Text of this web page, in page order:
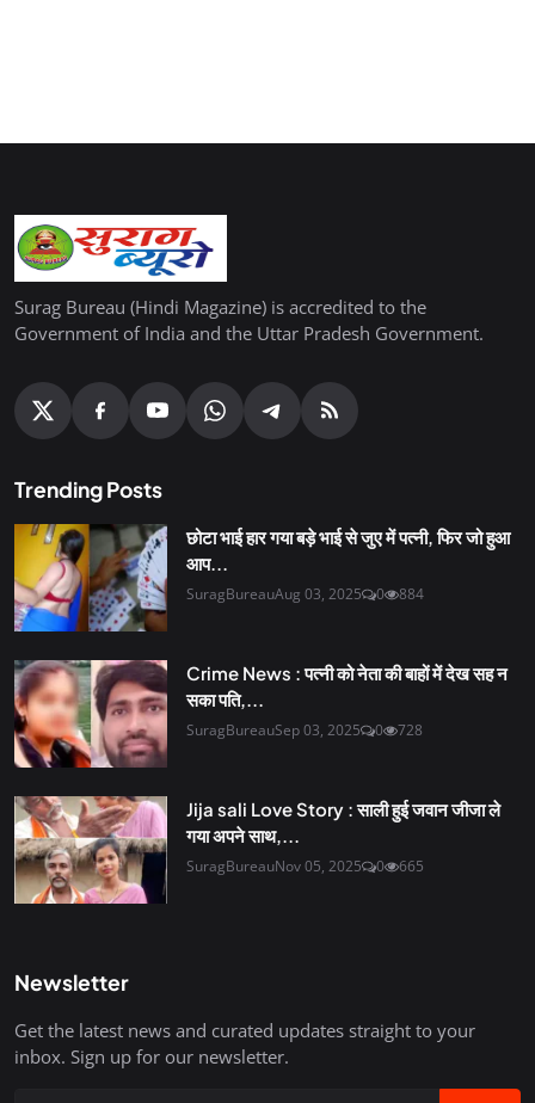
Surag Bureau (Hindi Magazine) is accredited to the
Government of India and the Uttar Pradesh Government.
Trending Posts
छोटा भाई हार गया बड़े भाई से जुए में पत्नी, फिर जो हुआ
आप...
SuragBureauAug 03, 2025 0 884
Crime News : पत्नी को नेता की बाहों में देख सह न
सका पति,...
SuragBureauSep 03, 2025 0 728
Jija sali Love Story : साली हुई जवान जीजा ले
गया अपने साथ,...
SuragBureauNov 05, 2025 0 665
Newsletter
Get the latest news and curated updates straight to your
inbox. Sign up for our newsletter.